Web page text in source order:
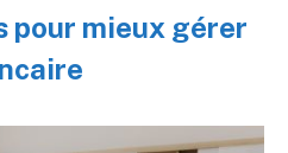
pour mieux gérer